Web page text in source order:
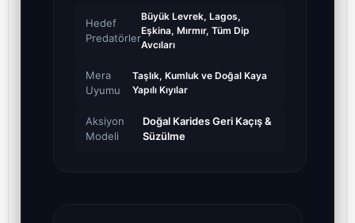
Hedef
Predatörler
Büyük Levrek, Lagos,
Eşkina, Mırmır, Tüm Dip
Avcıları
Mera
Uyumu
Taşlık, Kumluk ve Doğal Kaya
Yapılı Kıyılar
Aksiyon
Modeli
Doğal Karides Geri Kaçış &
Süzülme